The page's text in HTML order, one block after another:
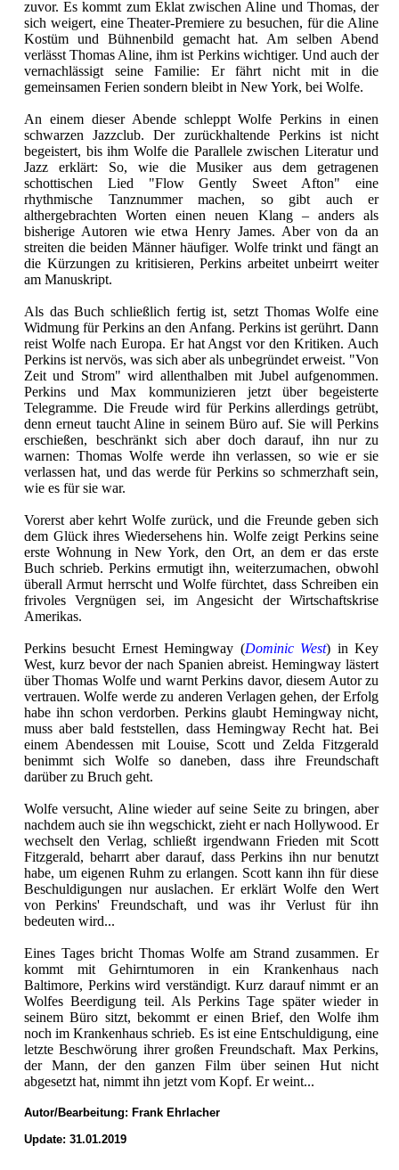
zuvor. Es kommt zum Eklat zwischen Aline und Thomas, der
sich weigert, eine Theater-Premiere zu besuchen, für die Aline
Kostüm und Bühnenbild gemacht hat. Am selben Abend
verlässt Thomas Aline, ihm ist Perkins wichtiger. Und auch der
vernachlässigt seine Familie: Er fährt nicht mit in die
gemeinsamen Ferien sondern bleibt in New York, bei Wolfe.
An einem dieser Abende schleppt Wolfe Perkins in einen
schwarzen Jazzclub. Der zurückhaltende Perkins ist nicht
begeistert, bis ihm Wolfe die Parallele zwischen Literatur und
Jazz erklärt: So, wie die Musiker aus dem getragenen
schottischen Lied "Flow Gently Sweet Afton" eine
rhythmische Tanznummer machen, so gibt auch er
althergebrachten Worten einen neuen Klang – anders als
bisherige Autoren wie etwa Henry James. Aber von da an
streiten die beiden Männer häufiger. Wolfe trinkt und fängt an
die Kürzungen zu kritisieren, Perkins arbeitet unbeirrt weiter
am Manuskript.
Als das Buch schließlich fertig ist, setzt Thomas Wolfe eine
Widmung für Perkins an den Anfang. Perkins ist gerührt. Dann
reist Wolfe nach Europa. Er hat Angst vor den Kritiken. Auch
Perkins ist nervös, was sich aber als unbegründet erweist. "Von
Zeit und Strom" wird allenthalben mit Jubel aufgenommen.
Perkins und Max kommunizieren jetzt über begeisterte
Telegramme. Die Freude wird für Perkins allerdings getrübt,
denn erneut taucht Aline in seinem Büro auf. Sie will Perkins
erschießen, beschränkt sich aber doch darauf, ihn nur zu
warnen: Thomas Wolfe werde ihn verlassen, so wie er sie
verlassen hat, und das werde für Perkins so schmerzhaft sein,
wie es für sie war.
Vorerst aber kehrt Wolfe zurück, und die Freunde geben sich
dem Glück ihres Wiedersehens hin. Wolfe zeigt Perkins seine
erste Wohnung in New York, den Ort, an dem er das erste
Buch schrieb. Perkins ermutigt ihn, weiterzumachen, obwohl
überall Armut herrscht und Wolfe fürchtet, dass Schreiben ein
frivoles Vergnügen sei, im Angesicht der Wirtschaftskrise
Amerikas.
Perkins besucht Ernest Hemingway (Dominic West) in Key
West, kurz bevor der nach Spanien abreist. Hemingway lästert
über Thomas Wolfe und warnt Perkins davor, diesem Autor zu
vertrauen. Wolfe werde zu anderen Verlagen gehen, der Erfolg
habe ihn schon verdorben. Perkins glaubt Hemingway nicht,
muss aber bald feststellen, dass Hemingway Recht hat. Bei
einem Abendessen mit Louise, Scott und Zelda Fitzgerald
benimmt sich Wolfe so daneben, dass ihre Freundschaft
darüber zu Bruch geht.
Wolfe versucht, Aline wieder auf seine Seite zu bringen, aber
nachdem auch sie ihn wegschickt, zieht er nach Hollywood. Er
wechselt den Verlag, schließt irgendwann Frieden mit Scott
Fitzgerald, beharrt aber darauf, dass Perkins ihn nur benutzt
habe, um eigenen Ruhm zu erlangen. Scott kann ihn für diese
Beschuldigungen nur auslachen. Er erklärt Wolfe den Wert
von Perkins' Freundschaft, und was ihr Verlust für ihn
bedeuten wird...
Eines Tages bricht Thomas Wolfe am Strand zusammen. Er
kommt mit Gehirntumoren in ein Krankenhaus nach
Baltimore, Perkins wird verständigt. Kurz darauf nimmt er an
Wolfes Beerdigung teil. Als Perkins Tage später wieder in
seinem Büro sitzt, bekommt er einen Brief, den Wolfe ihm
noch im Krankenhaus schrieb. Es ist eine Entschuldigung, eine
letzte Beschwörung ihrer großen Freundschaft. Max Perkins,
der Mann, der den ganzen Film über seinen Hut nicht
abgesetzt hat, nimmt ihn jetzt vom Kopf. Er weint...
Autor/Bearbeitung: Frank Ehrlacher
Update: 31.01.2019